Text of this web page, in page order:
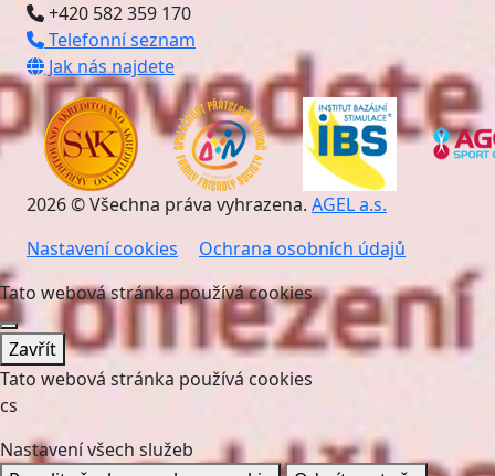
+420 582 359 170
Telefonní seznam
Jak nás najdete
2026 © Všechna práva vyhrazena. AGEL a.s.
Nastavení cookies
Ochrana osobních údajů
Tato webová stránka používá cookies
Zavřít
Tato webová stránka používá cookies
cs
Nastavení všech služeb